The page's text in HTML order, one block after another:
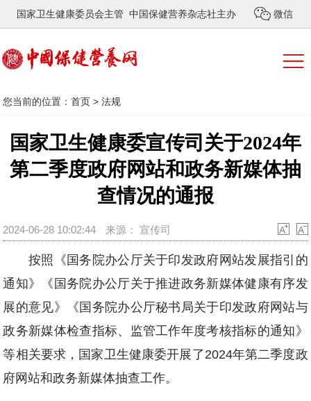
国家卫生健康委员会主管 中国保健营养杂志社主办 微信
您当前的位置：首页 >法规
国家卫生健康委宣传司关于2024年
第二季度政府网站和政务新媒体抽
查情况的通报
2024-06-28 10:02:44 来源： 宣传司
按照《国务院办公厅关于印发政府网站发展指引的
通知》《国务院办公厅关于推进政务新媒体健康有序发
展的意见》《国务院办公厅秘书局关于印发政府网站与
政务新媒体检查指标、监管工作年度考核指标的通知》
等相关要求，国家卫生健康委开展了2024年第二季度政
府网站和政务新媒体抽查工作。